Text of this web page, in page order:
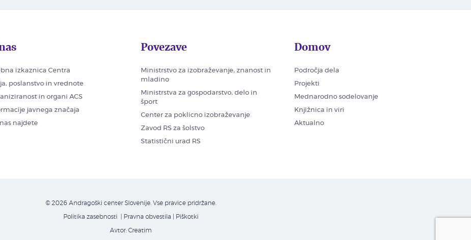
izkaznica Centra
poslanstvo in vrednote
in organi ACS
javnega značaja
najdete
Povezave
Ministrstvo za izobraževanje, znanost in
mladino
Ministrstva za gospodarstvo, delo in
šport
Center za poklicno izobraževanje
Zavod RS za šolstvo
Statistični urad RS
Domov
Področja dela
Projekti
Mednarodno sodelovanje
Knjižnica in viri
Aktualno
© 2026 Andragoški center Slovenije. Vse pravice pridržane.
Politika zasebnosti | Pravna obvestila Piškotki
Avtor: Creatim